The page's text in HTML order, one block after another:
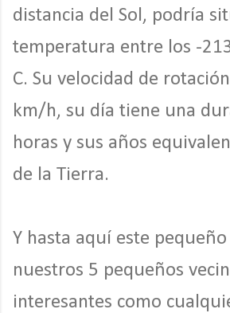
distancia del Sol, podría
temperatura entre los -
C. Su velocidad de
km/h, su día tiene una
horas y sus años
de la Tierra.
Y hasta aquí este pequeño
nuestros 5 pequeños
interesantes como